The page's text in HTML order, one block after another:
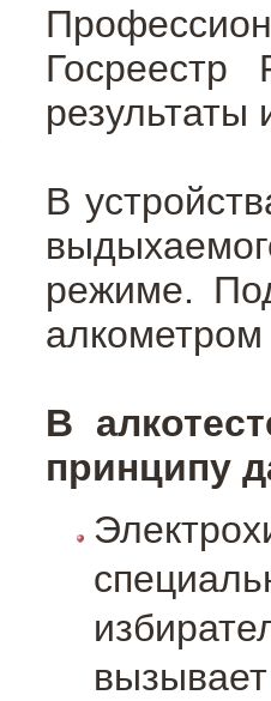
В
режиме.
В
принципу